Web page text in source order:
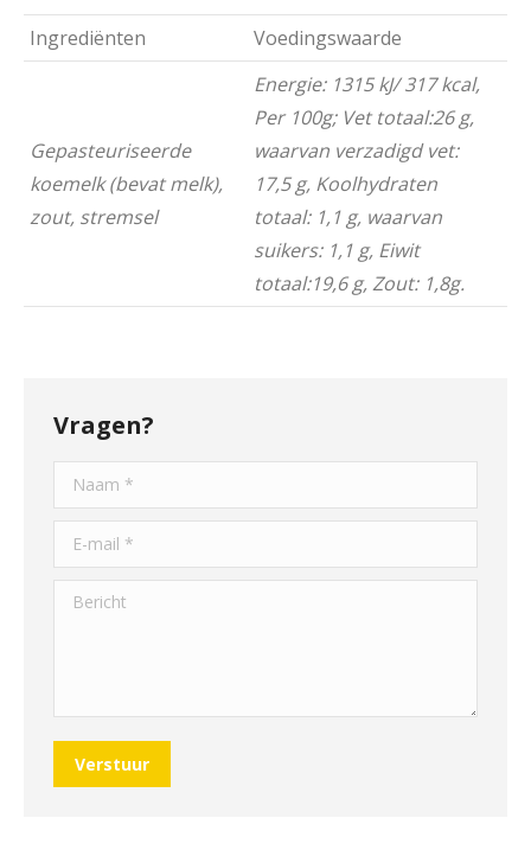
Ingrediënten
Voedingswaarde
Gepasteuriseerde
koemelk (bevat melk),
zout, stremsel
Energie: 1315 kJ/ 317 kcal,
Per 100g; Vet totaal:26 g,
waarvan verzadigd vet:
17,5 g, Koolhydraten
totaal: 1,1 g, waarvan
suikers: 1,1 g, Eiwit
totaal:19,6 g, Zout: 1,8g.
Vragen?
Naam *
E-mail *
Bericht
Verstuur